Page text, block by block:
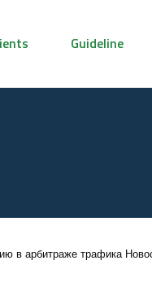
Guideline
в арбитраже трафика